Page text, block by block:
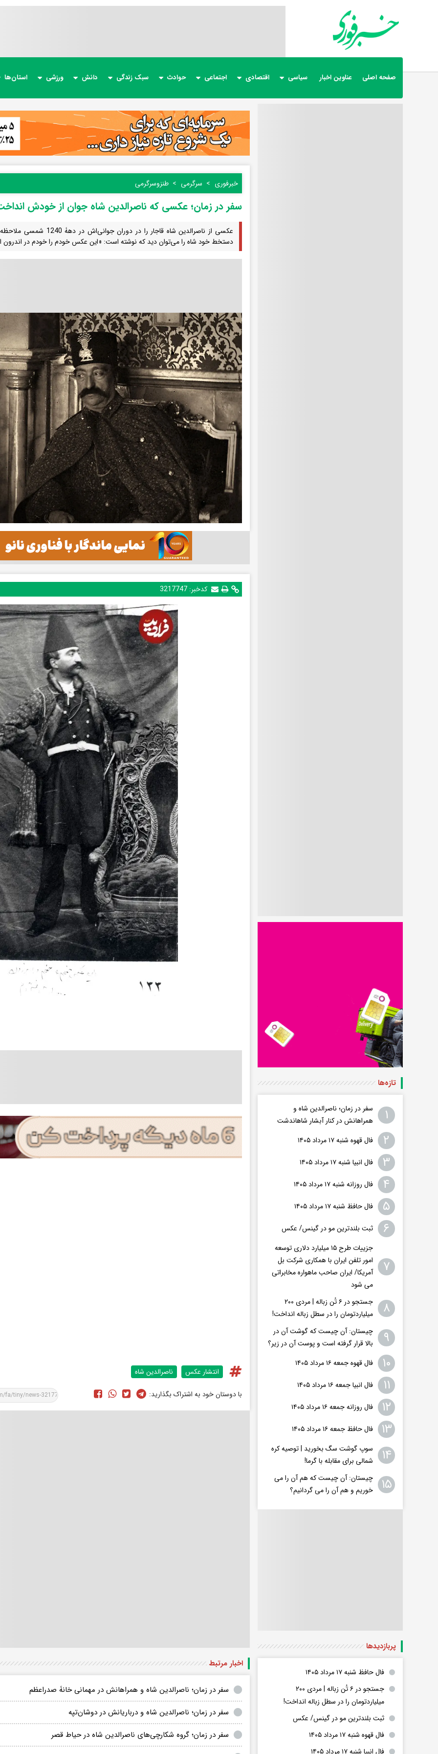
صفحه اصلی عناوین اخبار سیاسی اقتصادی اجتماعی حوادث سبک زندگی دانش ورزشی استان‌ها
خبرفوری سرگرمی طنز‌و‌سرگرمی
سفر در زمان؛ عکسی که ناصرالدین شاه جوان از خودش انداخت؛ 161 سال
عکسی از ناصرالدین شاه قاجار
دستخط خود شاه را می‌توان دید که نوشته است: «این عکس خودم را خودم در اندرون
کدخبر:3217747
انتشار عکس ناصرالدین شاه
با دوستان خود به اشتراک بگذارید:
اخبار مرتبط
سفر در زمان؛ ناصرالدین شاه و همراهانش در مهمانی خانۀ صدراعظم
سفر در زمان؛ ناصرالدین شاه و درباریانش در دوشان‌تپه
سفر در زمان؛ گروه شکارچی‌های ناصرالدین شاه در حیاط قصر
تازه‌ها
۱
سفر در زمان؛ ناصرالدین شاه و
همراهانش در کنار آبشار شاهاندشت
۲ فال قهوه شنبه ۱۷ مرداد ۱۴۰۵
۳ فال انبیا شنبه ۱۷ مرداد ۱۴۰۵
۴ فال روزانه شنبه ۱۷ مرداد ۱۴۰۵
۵ فال حافظ شنبه ۱۷ مرداد ۱۴۰۵
۶ ثبت بلندترین مو در گینس/ عکس
۷
جزییات طرح ۱۵ میلیارد دلاری توسعه
امور تلفن ایران با همکاری شرکت بل
آمریکا/ ایران صاحب ماهواره مخابراتی
می شود
۸
جستجو در ۶ تُن زباله | مردی ۲۰۰
میلیاردتومان را در سطل زباله انداخت!
۹
چیستان: آن چیست که گوشت آن در
بالا قرار گرفته است و پوست آن در زیر؟
۱۰ فال قهوه جمعه ۱۶ مرداد ۱۴۰۵
۱۱ فال انبیا جمعه ۱۶ مرداد ۱۴۰۵
۱۲ فال روزانه جمعه ۱۶ مرداد ۱۴۰۵
۱۳ فال حافظ جمعه ۱۶ مرداد ۱۴۰۵
۱۴
سوپ گوشت سگ بخورید | توصیه کره
شمالی برای مقابله با گرما!
۱۵
چیستان: آن چیست که هم آن را می
خوریم و هم آن را می گردانیم؟
پربازدید‌ها
فال حافظ شنبه ۱۷ مرداد ۱۴۰۵
جستجو در ۶ تُن زباله | مردی ۲۰۰
میلیاردتومان را در سطل زباله انداخت!
ثبت بلندترین مو در گینس/ عکس
فال قهوه شنبه ۱۷ مرداد ۱۴۰۵
فال انبیا شنبه ۱۷ مرداد ۱۴۰۵